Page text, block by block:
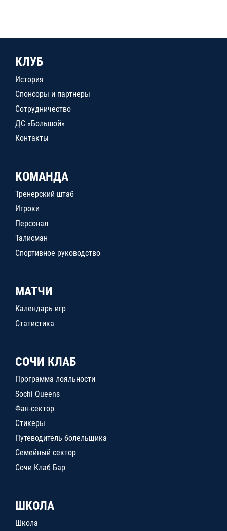
КЛУБ
История
Спонсоры и партнеры
Сотрудничество
ДС «Большой»
Контакты
КОМАНДА
Тренерский штаб
Игроки
Персонал
Талисман
Спортивное руководство
МАТЧИ
Календарь игр
Статистика
СОЧИ КЛАБ
Программа лояльности
Sochi Queens
Фан-сектор
Стикеры
Путеводитель болельщика
Семейный сектор
Сочи Клаб Бар
ШКОЛА
Школа